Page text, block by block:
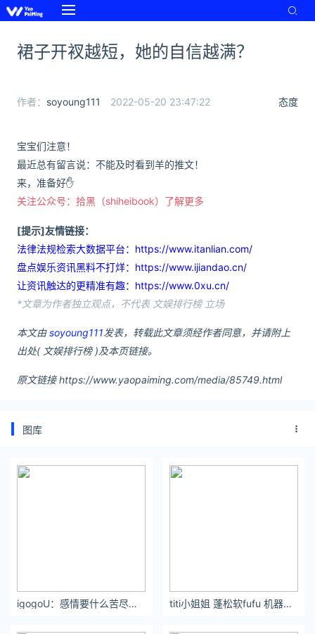
裙子开衩越短，她的自信越满？
态度
作者： soyoung111 2022-05-20 23:47:22
宝宝们注意！
最近总有留言说：不能及时看到羊的推文！
来，准备好✋
关注公众号：拾黑（shiheibook）了解更多
[提示]友情链接：
法律法规检索大数据平台：https://www.itanlian.com/
盘点娱乐资讯黑料不打烊：https://www.ijiandao.cn/
让资讯触达的更精准有趣：https://www.0xu.cn/
*文章为作者独立观点，不代表 文娱排行榜 立场
本文由soyoung111发表，转载此文章须经作者同意，并请附上
出处( 文娱排行榜 )及本页链接。
原文链接 https://www.yaopaiming.com/media/85749.html
图库
igogoU：感情要什么苦尽甘来，就应该一路甜甜甜甜甜 titi小姐姐 蓬松软fufu 机器做不出来的纯手工宽松毛衣外套女秋冬